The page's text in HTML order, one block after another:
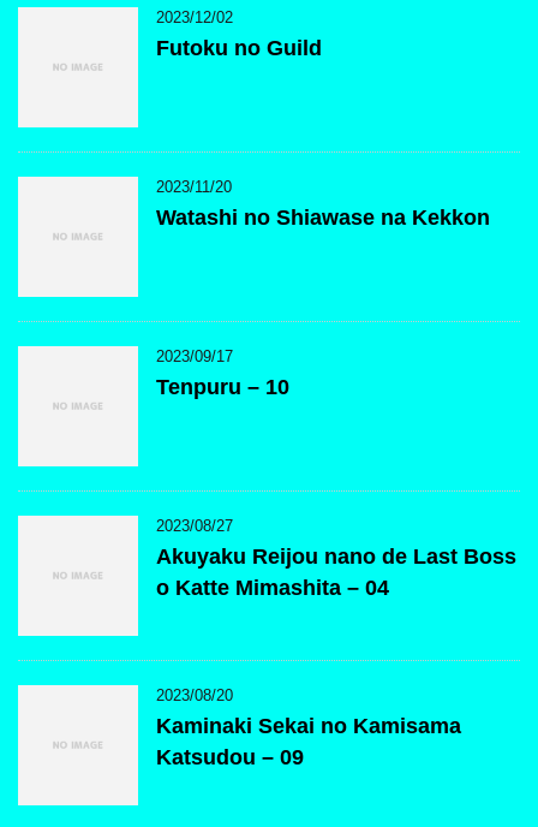
2023/12/02
Futoku no Guild
2023/11/20
Watashi no Shiawase na Kekkon
2023/09/17
Tenpuru – 10
2023/08/27
Akuyaku Reijou nano de Last Boss
o Katte Mimashita – 04
2023/08/20
Kaminaki Sekai no Kamisama
Katsudou – 09